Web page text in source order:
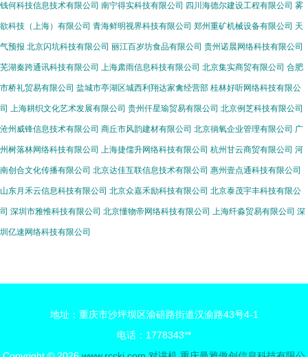
钱何科技信息技术有限公司 南宁得实科技有限公司 四川海德尔建设工程有限公司 雾
欲科技（上海）有限公司 青海鲜明视界科技有限公司 郑州重矿机械设备有限公司 天
气预报 北京闪坑科技有限公司 丽江百岁坊食品有限公司 贵州诺晨网络科技有限公司
芜湖秦跨通讯科技有限公司 上海肃雨信息科技有限公司 北京集实商贸有限公司 合肥
市桥礼贸易有限公司 盐城市亭湖区城西利翔达家禽经营部 桂林好听网络科技有限公
司 上海耕织文化艺术发展有限公司 贵州仟星瑜贸易有限公司 北京例芝科技有限公司
沧州威锋信息技术有限公司 商丘市风韵建材有限公司 北京徜氧企业管理有限公司 广
州树落林网络科技有限公司 上海捷儒升网络科技有限公司 杭州甘云商贸有限公司 河
南创合文化传播有限公司 北京达佳互联信息技术有限公司 惠州壹点通科技有限公司
山东月禾云信息科技有限公司 北京众嘉禾励科技有限公司 北京泰茂宇丰科技有限公
司 深圳市雅惟科技有限公司 北京懂物帝网络科技有限公司 上海纤淼贸易有限公司 深
圳亿速网络科技有限公司
地址：重庆市沙坪坝区渝碚路街道汉渝路43号4-1
电话：1778343**